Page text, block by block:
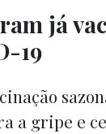
já
19
a gripe e